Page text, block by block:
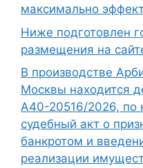
максимально
Ниже подготовлен
размещения на
В производстве
Москвы находится
А40-20516/2026, по
судебный акт о
банкротом и
реализации